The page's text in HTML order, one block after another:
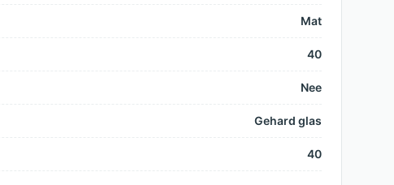
Mat
40
Nee
Gehard glas
40